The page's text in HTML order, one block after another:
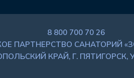
8 800 700 70 26
ПАРТНЕРСТВО САНАТОРИЙ
КРАЙ, Г. ПЯТИГОРСК,